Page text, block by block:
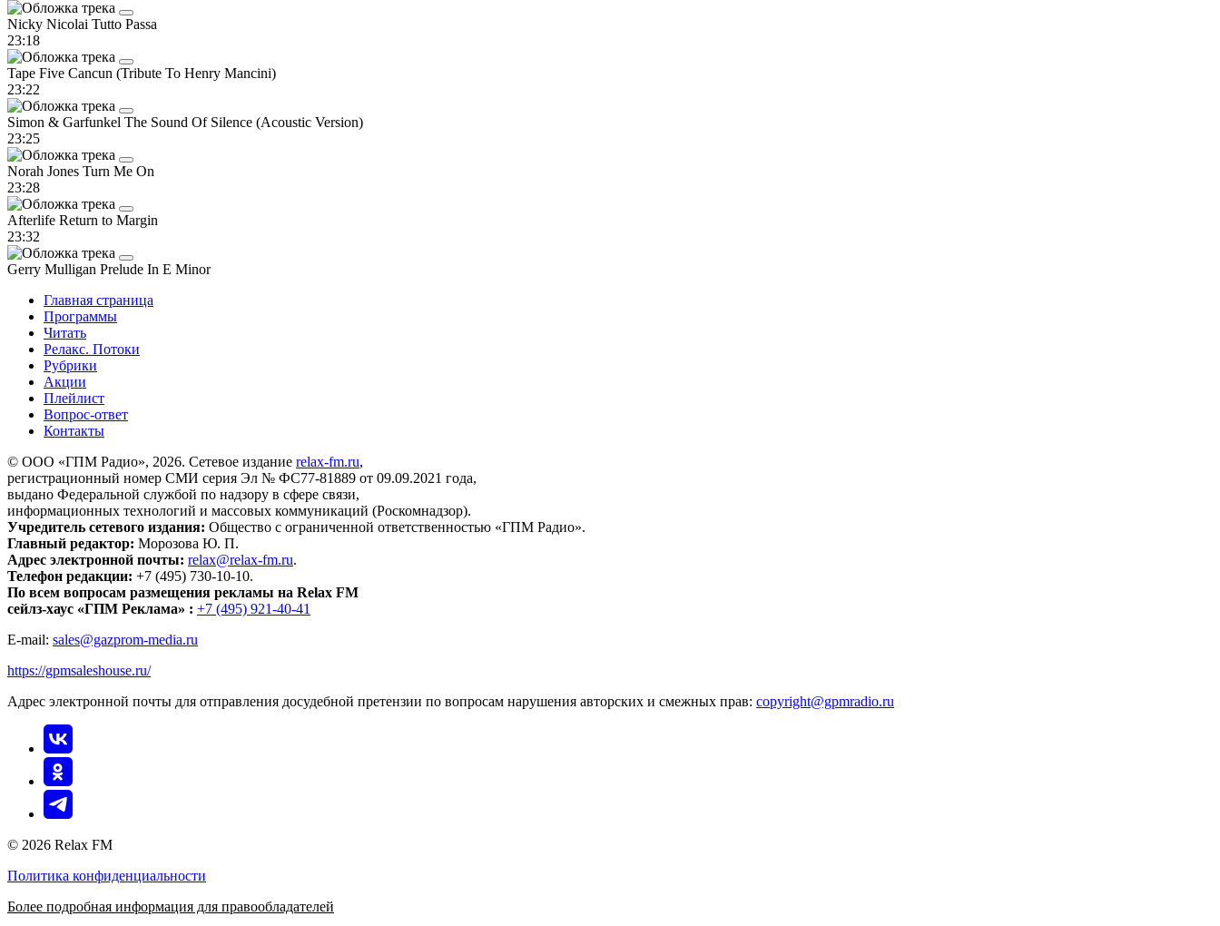
Nicky Nicolai Tutto Passa
23:18
Tape Five Cancun (Tribute To Henry Mancini)
23:22
Simon & Garfunkel The Sound Of Silence (Acoustic Version)
23:25
Norah Jones Turn Me On
23:28
Afterlife Return to Margin
23:32
Gerry Mulligan Prelude In E Minor
Главная страница
Программы
Читать
Релакс. Потоки
Рубрики
Акции
Плейлист
Вопрос-ответ
Контакты
© ООО «ГПМ Радио», 2026. Сетевое издание relax-fm.ru,
регистрационный номер СМИ серия Эл № ФС77-81889 от 09.09.2021 года,
выдано Федеральной службой по надзору в сфере связи,
информационных технологий и массовых коммуникаций (Роскомнадзор).
Учредитель сетевого издания: Общество с ограниченной ответственностью «ГПМ Радио».
Главный редактор: Морозова Ю. П.
Адрес электронной почты: relax@relax-fm.ru.
Телефон редакции: +7 (495) 730-10-10.
По всем вопросам размещения рекламы на Relax FM
сейлз-хаус «ГПМ Реклама» : +7 (495) 921-40-41
E-mail: sales@gazprom-media.ru
https://gpmsaleshouse.ru/
Адрес электронной почты для отправления досудебной претензии по вопросам нарушения авторских и смежных прав: copyright@gpmradio.ru
© 2026 Relax FM
Политика конфиденциальности
Более подробная информация для правообладателей